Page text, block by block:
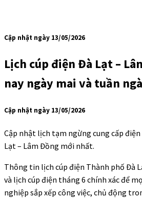
Cập nhật ngày 13/05/2026
Lịch cúp điện Đà Lạt –
nay ngày mai và tuần
Cập nhật ngày 13/05/2026
Cập nhật lịch tạm ngừng cung cấp
Lạt – Lâm Đồng mới nhất.
Thông tin lịch cúp điện Thành phố Đà
và lịch cúp điện tháng 6 chính xác để
nghiệp sắp xếp công việc, chủ động